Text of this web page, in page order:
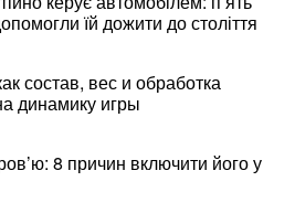
їй дожити до століття
состав, вес и обработка
динамику игры
8 причин включити його у